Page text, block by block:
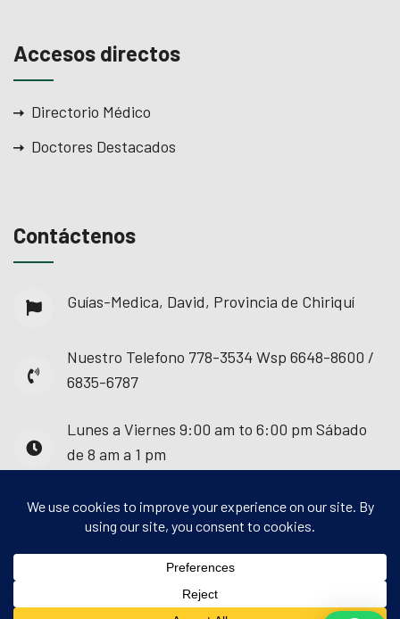
Accesos directos
Directorio Médico
Doctores Destacados
Contáctenos
Guías-Medica, David, Provincia de Chiriquí
Nuestro Telefono 778-3534 Wsp 6648-8600 /
6835-6787
Lunes a Viernes 9:00 am to 6:00 pm Sábado
de 8 am a 1 pm
© 2025 - Guías Médica. Todos los derechos